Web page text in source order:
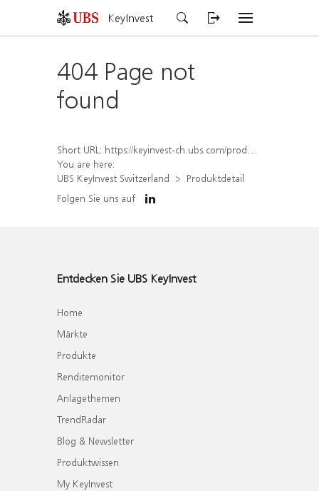
KeyInvest
404 Page not
found
Short URL: https://keyinvest-ch.ubs.com/produkt/detail/index/isin/CH1578817939
You are here:
UBS KeyInvest Switzerland
Produktdetail
Folgen Sie uns auf
Entdecken Sie UBS KeyInvest
Home
Märkte
Produkte
Renditemonitor
Anlagethemen
TrendRadar
Blog & Newsletter
Produktwissen
My KeyInvest